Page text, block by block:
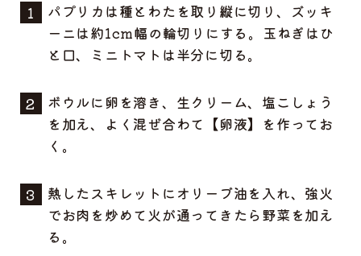
パプリカは種とわたを取り縦に切り、ズッキ
ーニは約1cm幅の輪切りにする。玉ねぎはひ
と口、ミニトマトは半分に切る。
ボウルに卵を溶き、生クリーム、塩こしょう
を加え、よく混ぜ合わて【卵液】を作ってお
く。
熱したスキレットにオリーブ油を入れ、強火
でお肉を炒めて火が通ってきたら野菜を加え
る。